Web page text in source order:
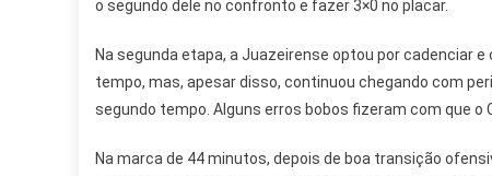
o segundo dele no confronto e fazer 3×0 no placar.
Na segunda etapa, a Juazeirense optou por cadenciar
tempo, mas, apesar disso, continuou chegando com
segundo tempo. Alguns erros bobos fizeram com que o
Na marca de 44 minutos, depois de boa transição